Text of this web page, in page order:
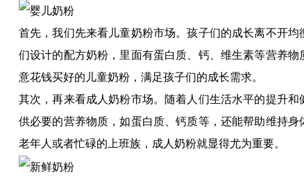
首先，我们先来看儿童奶粉市场。孩子们的成长离不开
们设计的配方奶粉，里面有蛋白质、钙、维生素等营养
意花钱买好的儿童奶粉，满足孩子们的成长需求。
其次，再来看成人奶粉市场。随着人们生活水平的提升
供必要的营养物质，如蛋白质、钙质等，还能帮助维持
老年人或者忙碌的上班族，成人奶粉就显得尤为重要。